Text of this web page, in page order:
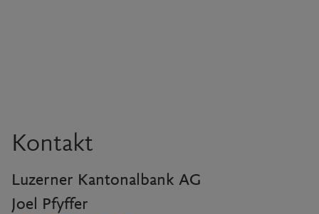
Kontakt
Luzerner Kantonalbank AG
Joel Pfyffer